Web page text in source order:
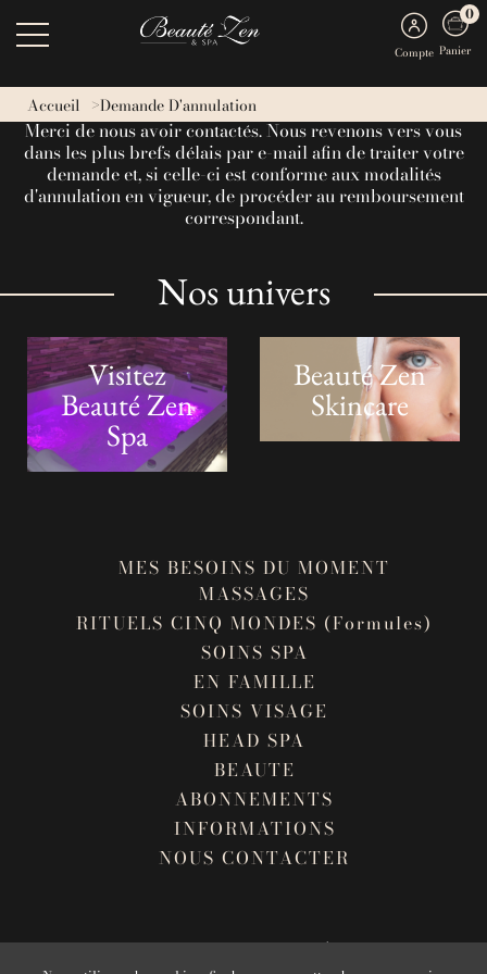
Compte
0
Panier
Accueil Demande D'annulation
Votre demande d'annulation a bien été reçue.
Merci de nous avoir contactés. Nous revenons vers vous
dans les plus brefs délais par e-mail afin de traiter votre
demande et, si celle-ci est conforme aux modalités
d'annulation en vigueur, de procéder au remboursement
correspondant.
Nos univers
Visitez
Beauté Zen
Spa
Beauté Zen
Skincare
MES BESOINS DU MOMENT
MASSAGES
RITUELS CINQ MONDES (Formules)
SOINS SPA
EN FAMILLE
SOINS VISAGE
HEAD SPA
BEAUTE
ABONNEMENTS
INFORMATIONS
NOUS CONTACTER